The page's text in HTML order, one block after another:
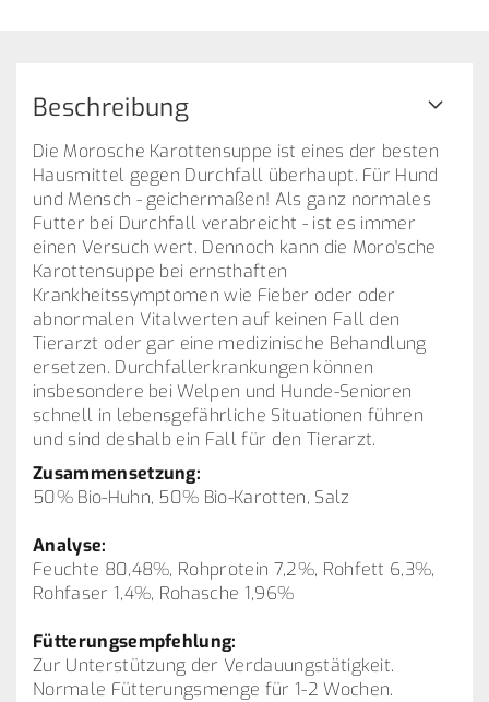
Beschreibung
Die Morosche Karottensuppe ist eines der besten
Hausmittel gegen Durchfall überhaupt. Für Hund
und Mensch - geichermaßen! Als ganz normales
Futter bei Durchfall verabreicht - ist es immer
einen Versuch wert. Dennoch kann die Moro'sche
Karottensuppe bei ernsthaften
Krankheitssymptomen wie Fieber oder oder
abnormalen Vitalwerten auf keinen Fall den
Tierarzt oder gar eine medizinische Behandlung
ersetzen. Durchfallerkrankungen können
insbesondere bei Welpen und Hunde-Senioren
schnell in lebensgefährliche Situationen führen
und sind deshalb ein Fall für den Tierarzt.
Zusammensetzung:
50% Bio-Huhn, 50% Bio-Karotten, Salz
Analyse:
Feuchte 80,48%, Rohprotein 7,2%, Rohfett 6,3%,
Rohfaser 1,4%, Rohasche 1,96%
Fütterungsempfehlung:
Zur Unterstützung der Verdauungstätigkeit.
Normale Fütterungsmenge für 1-2 Wochen.